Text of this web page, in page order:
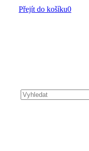
Přejít do košíku0